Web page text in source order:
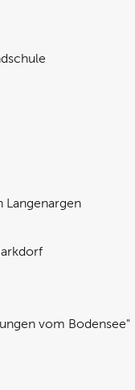
Langenargen
vom Bodensee"